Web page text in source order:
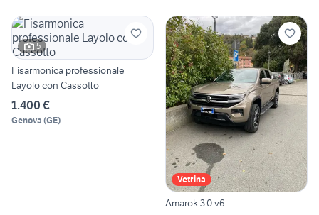
5
Fisarmonica professionale
Layolo con Cassotto
1.400 €
Genova (GE)
Vetrina
Amarok 3.0 v6